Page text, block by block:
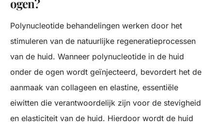
ogen?
Polynucleotide behandelingen werken door het
stimuleren van de natuurlijke regeneratieprocessen
van de huid. Wanneer polynucleotide in de huid
onder de ogen wordt geïnjecteerd, bevordert het de
aanmaak van collageen en elastine, essentiële
eiwitten die verantwoordelijk zijn voor de stevigheid
en elasticiteit van de huid. Hierdoor wordt de huid